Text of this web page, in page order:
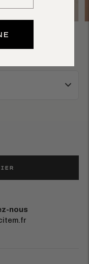
nous